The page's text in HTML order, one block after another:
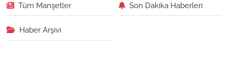
Tüm Manşetler Son Dakika Haberleri
Haber Arşivi